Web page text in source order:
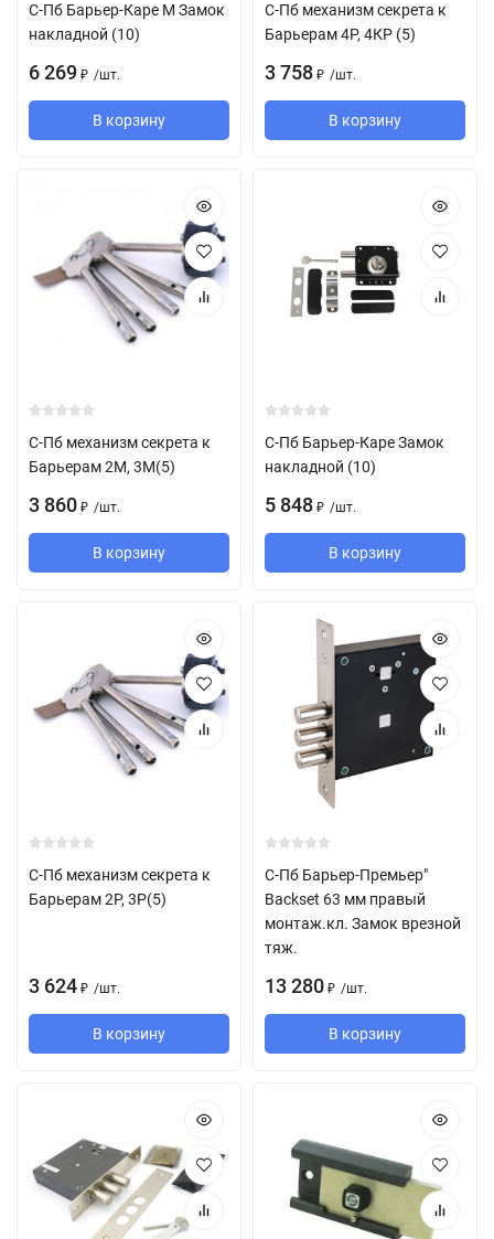
С-Пб Барьер-Каре М Замок
накладной (10)
6 269 ₽ /шт.
В корзину
С-Пб механизм секрета к
Барьерам 4Р, 4КР (5)
3 758 ₽ /шт.
В корзину
С-Пб механизм секрета к
Барьерам 2М, 3М(5)
3 860 ₽ /шт.
В корзину
С-Пб Барьер-Каре Замок
накладной (10)
5 848 ₽ /шт.
В корзину
С-Пб механизм секрета к
Барьерам 2Р, 3Р(5)
3 624 ₽ /шт.
В корзину
С-Пб Барьер-Премьер"
Backset 63 мм правый
монтаж.кл. Замок врезной
тяж.
13 280 ₽ /шт.
В корзину